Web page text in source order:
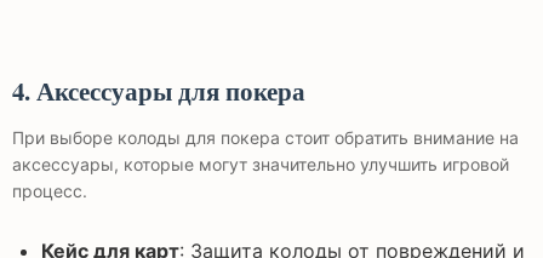
4. Аксессуары для покера
При выборе колоды для покера стоит обратить внимание на
аксессуары, которые могут значительно улучшить игровой
процесс.
Кейс для карт: Защита колоды от повреждений и